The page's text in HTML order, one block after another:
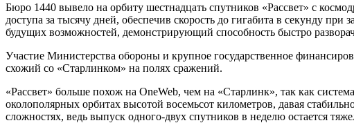
Бюро 1440 вывело на орбиту шестнадцать спутников «Рассвет» с
доступа за тысячу дней, обеспечив скорость до гигабита в секунду
будущих возможностей, демонстрирующий способность быстро
Участие Министерства обороны и крупное государственное
схожий со «Старлинком» на полях сражений.
«Рассвет» больше похож на OneWeb, чем на «Старлинк», так как
околополярных орбитах высотой восемьсот километров, давая
сложностях, ведь выпуск одного-двух спутников в неделю остается